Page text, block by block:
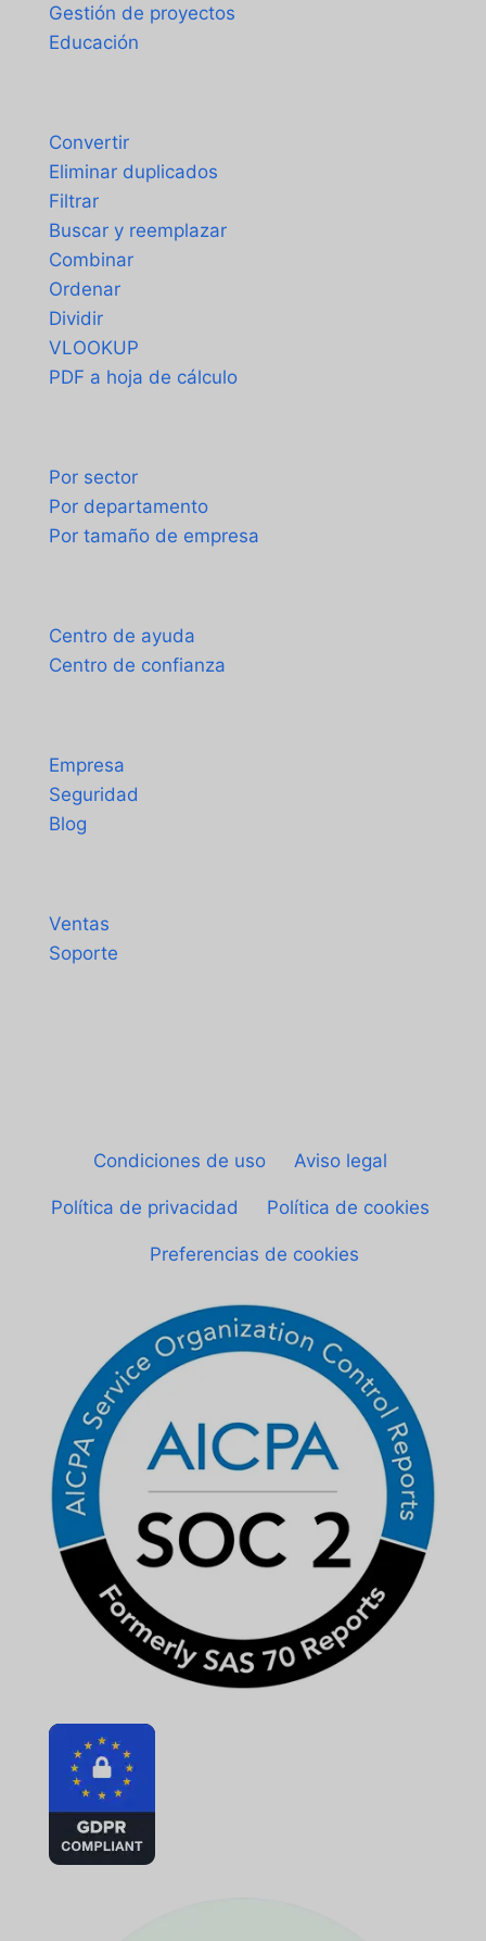
Gestión de proyectos
Educación
Convertir
Eliminar duplicados
Filtrar
Buscar y reemplazar
Combinar
Ordenar
Dividir
VLOOKUP
PDF a hoja de cálculo
Por sector
Por departamento
Por tamaño de empresa
Centro de ayuda
Centro de confianza
Empresa
Seguridad
Blog
Ventas
Soporte
Condiciones de uso| Aviso legal
Política de privacidad Política de cookies
Preferencias de cookies